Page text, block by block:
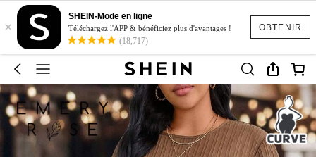
OBTENIR
×
SHEIN-Mode en ligne
Téléchargez l'APP & bénéficiez plus d'avantages !
(18,717)